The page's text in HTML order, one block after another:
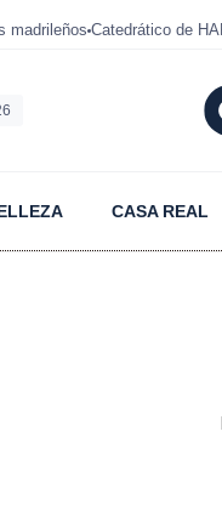
madrileños Catedrático de
CASA REAL